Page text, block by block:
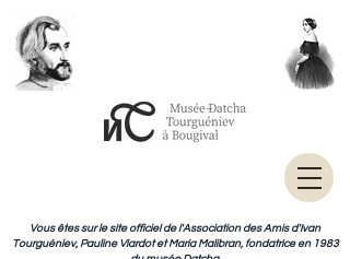
Vous êtes sur le site officiel de l'Association des Amis d'Ivan
Tourguéniev, Pauline Viardot et Maria Malibran, fondatrice en 1983